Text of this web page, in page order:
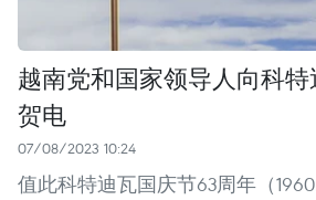
越南党和国家领导人向科
贺电
07/08/2023 10:24
值此科特迪瓦国庆节63周年（